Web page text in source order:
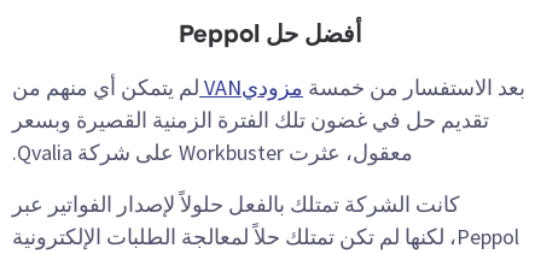
أفضل حل Peppol
بعد الاستفسار من خمسةمزوديVAN
لم يتمكن أي منهم من
تقديم حل في غضون تلك الفترة الزمنية القصيرة وبسعر
معقول، عثرت Workbuster على شركة Qvalia.
كانت الشركة تمتلك بالفعل حلولاً لإصدار الفواتير عبر
Peppol، لكنها لم تكن تمتلك حلاً لمعالجة الطلبات الإلكترونية